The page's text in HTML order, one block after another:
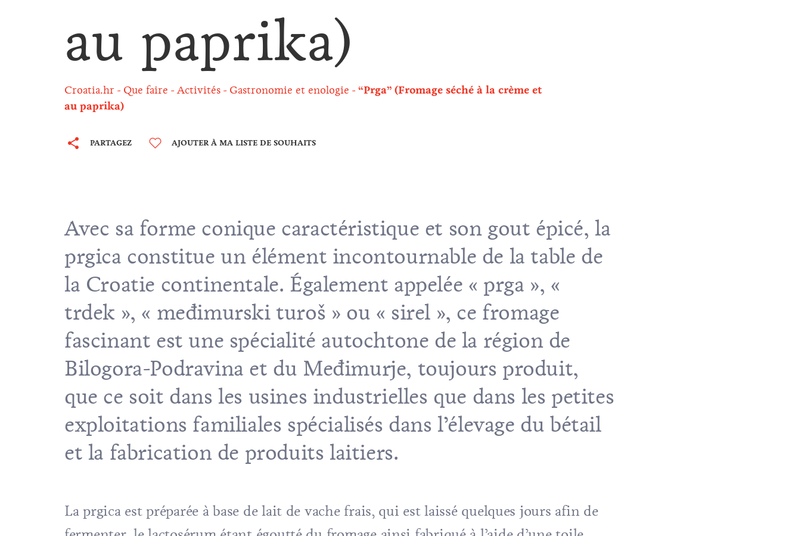
au paprika)
Croatia.hr Que faire Activités Gastronomie et enologie
“Prga” (Fromage séché à la crème et
au paprika)
PARTAGEZ AJOUTER À MA LISTE DE SOUHAITS
Avec sa forme conique caractéristique et son gout épicé, la
prgica constitue un élément incontournable de la table de
la Croatie continentale. Également appelée « prga », «
trdek », « međimurski turoš » ou « sirel », ce fromage
fascinant est une spécialité autochtone de la région de
Bilogora-Podravina et du Međimurje, toujours produit,
que ce soit dans les usines industrielles que dans les petites
exploitations familiales spécialisés dans l’élevage du bétail
et la fabrication de produits laitiers.
La prgica est préparée à base de lait de vache frais, qui est laissé quelques jours afin de